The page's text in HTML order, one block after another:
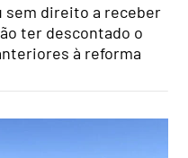
sem direito a receber
ter descontado o
à reforma